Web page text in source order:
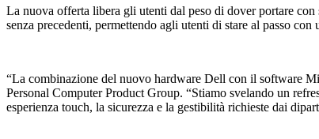
La nuova offerta libera gli utenti dal peso di dover portare
senza precedenti, permettendo agli utenti di stare al passo con
“La combinazione del nuovo hardware Dell con il software
Personal Computer Product Group. “Stiamo svelando un
esperienza touch, la sicurezza e la gestibilità richieste dai